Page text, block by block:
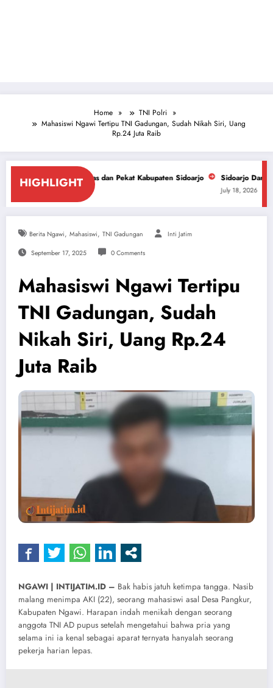
Home
TNI Polri
Mahasiswi Ngawi Tertipu TNI Gadungan, Sudah Nikah Siri, Uang
Rp.24 Juta Raib
HIGHLIGHT
Miras dan Pekat Kabupaten Sidoarjo Sidoarjo Darurat Miras dan
Berita Ngawi, Mahasiswi, TNI Gadungan Inti Jatim
September 17, 2025 0 Comments
Mahasiswi Ngawi Tertipu
TNI Gadungan, Sudah
Nikah Siri, Uang Rp.24
Juta Raib
NGAWI | INTIJATIM.ID – Bak habis jatuh ketimpa tangga. Nasib
malang menimpa AKI (22), seorang mahasiswi asal Desa Pangkur,
Kabupaten Ngawi. Harapan indah menikah dengan seorang
anggota TNI AD pupus setelah mengetahui bahwa pria yang
selama ini ia kenal sebagai aparat ternyata hanyalah seorang
pekerja harian lepas.